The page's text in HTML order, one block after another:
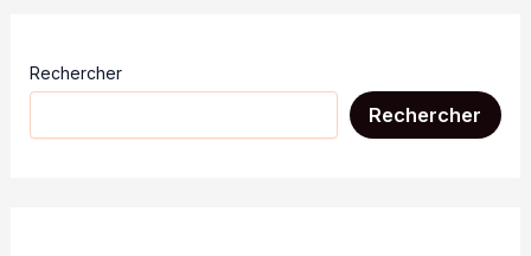
Rechercher
Rechercher